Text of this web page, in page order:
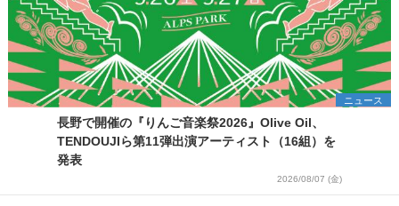
ニュース
長野で開催の『りんご音楽祭2026』Olive Oil、
TENDOUJIら第11弾出演アーティスト（16組）を
発表
2026/08/07 (金)